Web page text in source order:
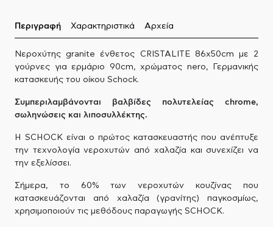
Περιγραφή Χαρακτηριστικά Αρχεία
Νεροχύτης granite ένθετος CRISTALITE 86x50cm με 2
γούρνες για ερμάριο 90cm, χρώματος nero, Γερμανικής
κατασκευής του οίκου Schock.
Συμπεριλαμβάνονται βαλβίδες πολυτελείας chrome,
σωληνώσεις και λιποσυλλέκτης.
Η SCHOCK είναι ο πρώτος κατασκευαστής που ανέπτυξε
την τεχνολογία νεροχυτών από χαλαζία και συνεχίζει να
την εξελίσσει.
Σήμερα, το 60% των νεροχυτών κουζίνας που
κατασκευάζονται από χαλαζία (γρανίτης) παγκοσμίως,
χρησιμοποιούν τις μεθόδους παραγωγής SCHOCK.